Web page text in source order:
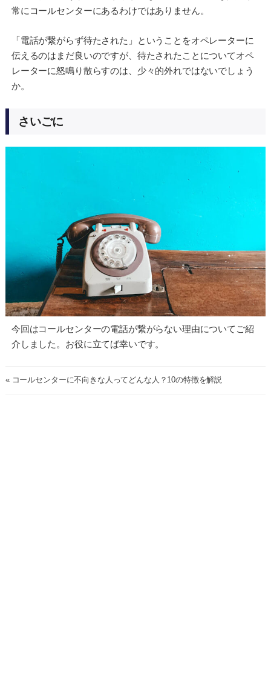
常にコールセンターにあるわけではありません。
「電話が繋がらず待たされた」ということをオペレーターに
伝えるのはまだ良いのですが、待たされたことについてオペ
レーターに怒鳴り散らすのは、少々的外れではないでしょう
か。
さいごに
今回はコールセンターの電話が繋がらない理由についてご紹
介しました。お役に立てば幸いです。
« コールセンターに不向きな人ってどんな人？10の特徴を解説